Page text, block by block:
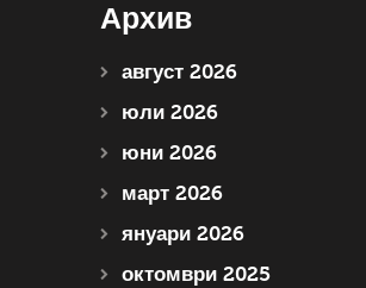
Архив
август 2026
юли 2026
юни 2026
март 2026
януари 2026
октомври 2025